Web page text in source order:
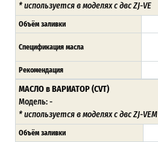
* используется в моделях с двс ZJ-VE
Объём заливки
Спецификация масла
Рекомендация
МАСЛО в ВАРИАТОР (CVT)
Модель: -
* используется в моделях с двс ZJ-VEM
Объём заливки